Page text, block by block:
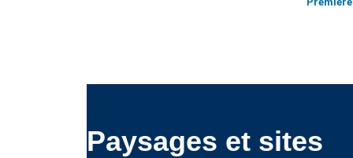
Paysages et sites